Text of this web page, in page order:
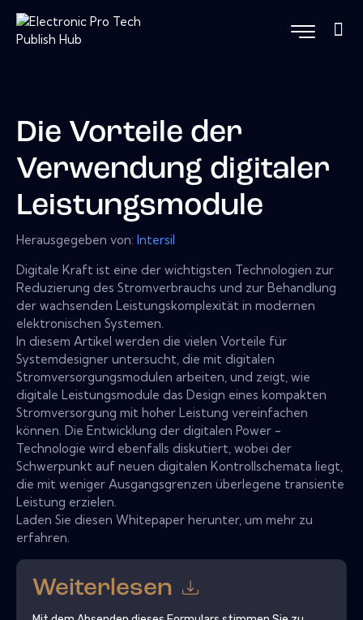
Die Vorteile der
Verwendung digitaler
Leistungsmodule
Herausgegeben von: Intersil
Digitale Kraft ist eine der wichtigsten Technologien zur
Reduzierung des Stromverbrauchs und zur Behandlung
der wachsenden Leistungskomplexität in modernen
elektronischen Systemen.
In diesem Artikel werden die vielen Vorteile für
Systemdesigner untersucht, die mit digitalen
Stromversorgungsmodulen arbeiten, und zeigt, wie
digitale Leistungsmodule das Design eines kompakten
Stromversorgung mit hoher Leistung vereinfachen
können. Die Entwicklung der digitalen Power -
Technologie wird ebenfalls diskutiert, wobei der
Schwerpunkt auf neuen digitalen Kontrollschemata liegt,
die mit weniger Ausgangsgrenzen überlegene transiente
Leistung erzielen.
Laden Sie diesen Whitepaper herunter, um mehr zu
erfahren.
Weiterlesen